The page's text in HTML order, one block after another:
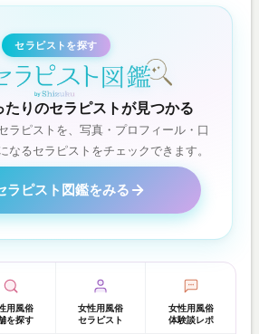
セラピストを探す
たりのセラピストが見つかる
ラピストを、写真・プロフィール・口
なるセラピストをチェックできます。
ラピスト図鑑をみる
用風俗
を探す
女性用風俗
セラピスト
女性用風俗
体験談レポ